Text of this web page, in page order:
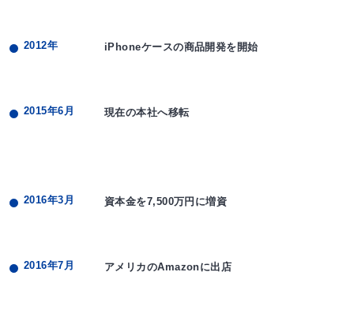
2012年 iPhoneケースの商品開発を開始
2015年6月 現在の本社へ移転
2016年3月 資本金を7,500万円に増資
2016年7月 アメリカのAmazonに出店